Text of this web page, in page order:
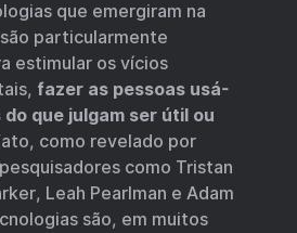
que emergiram na
particularmente
estimular os vícios
fazer as pessoas usá-
do que julgam ser útil ou
como revelado por
como Tristan
Leah Pearlman e Adam
são, em muitos